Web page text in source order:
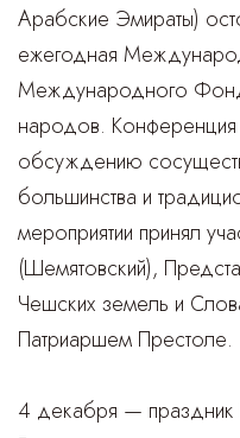
Арабские Эмираты)
ежегодная
Международного
народов.
обсуждению
большинства и
мероприятии принял
(Шемятовский),
Чешских земель и
Патриаршем Престоле.
4 декабря — праздник